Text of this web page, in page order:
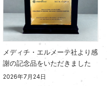
メディチ・エルメーテ社より感
謝の記念品をいただきました
2026年7月24日